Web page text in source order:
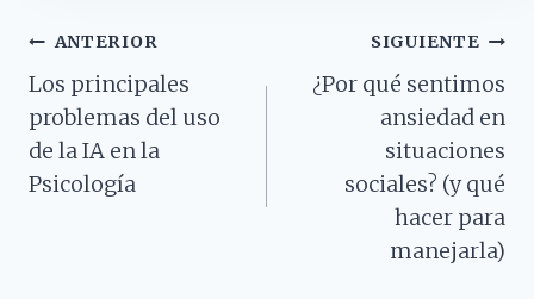
Navegación
De
Entradas
ANTERIOR
Los principales
problemas del uso
de la IA en la
Psicología
SIGUIENTE
¿Por qué sentimos
ansiedad en
situaciones
sociales? (y qué
hacer para
manejarla)